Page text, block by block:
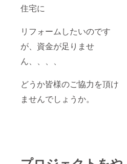
住宅に
リフォームしたいのです
が、資金が足りませ
ん、、、、
どうか皆様のご協力を頂け
ませんでしょうか。